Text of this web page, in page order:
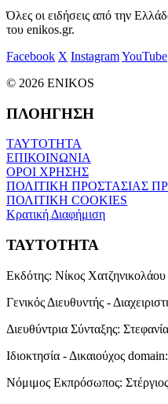
Όλες οι ειδήσεις από την
του enikos.gr.
Facebook X InstagramYouTube
© 2026 ENIKOS
ΠΛΟΗΓΗΣΗ
ΤΑΥΤΟΤΗΤΑ
ΕΠΙΚΟΙΝΩΝΙΑ
ΟΡΟΙ ΧΡΗΣΗΣ
ΠΟΛΙΤΙΚΗ ΠΡΟΣΤΑΣΙΑΣ
ΠΟΛΙΤΙΚΗ COOKIES
Κρατική Διαφήμιση
ΤΑΥΤΟΤΗΤΑ
Εκδότης: Νίκος Χατζηνικολάου
Γενικός Διευθυντής -
Διευθύντρια Σύνταξης:
Ιδιοκτησία - Δικαιούχος domain:
Νόμιμος Εκπρόσωπος: